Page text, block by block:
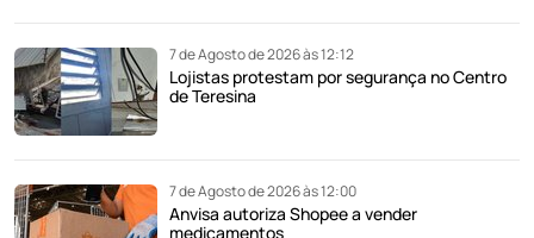
7 de Agosto de 2026 às 12:12
Lojistas protestam por segurança no Centro
de Teresina
7 de Agosto de 2026 às 12:00
Anvisa autoriza Shopee a vender
medicamentos